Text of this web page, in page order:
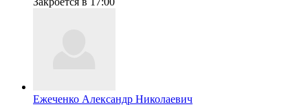
Ежеченко Александр Николаевич